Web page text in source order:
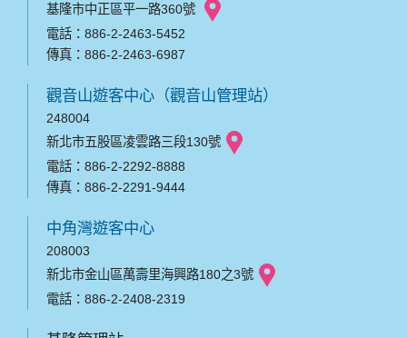
基隆市中正區平一路360號
電話：886-2-2463-5452
傳真：886-2-2463-6987
觀音山遊客中心（觀音山管理站）
248004
新北市五股區凌雲路三段130號
電話：886-2-2292-8888
傳真：886-2-2291-9444
中角灣遊客中心
208003
新北市金山區萬壽里海興路180之3號
電話：886-2-2408-2319